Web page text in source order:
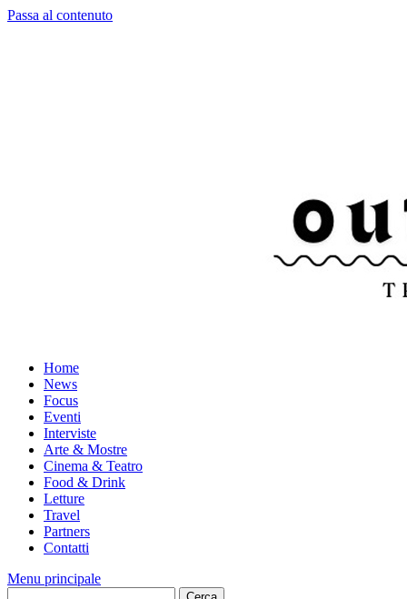
Passa al contenuto
Home
News
Focus
Eventi
Interviste
Arte & Mostre
Cinema & Teatro
Food & Drink
Letture
Travel
Partners
Contatti
Menu principale